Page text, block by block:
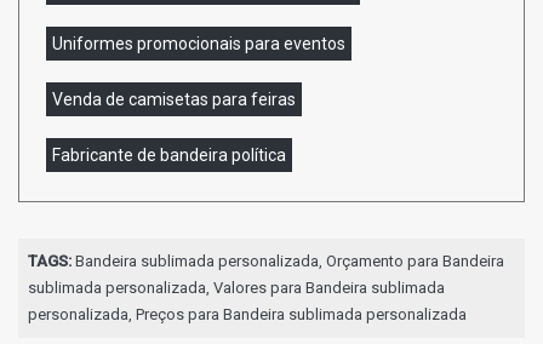
Uniformes promocionais para eventos
Venda de camisetas para feiras
Fabricante de bandeira política
TAGS: Bandeira sublimada personalizada, Orçamento para Bandeira
sublimada personalizada, Valores para Bandeira sublimada
personalizada, Preços para Bandeira sublimada personalizada